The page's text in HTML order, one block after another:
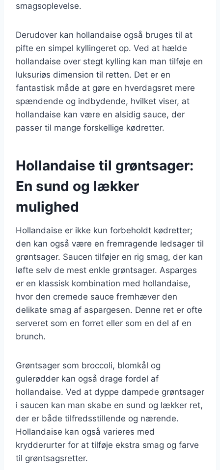
smagsoplevelse.
Derudover kan hollandaise også bruges til at
pifte en simpel kyllingeret op. Ved at hælde
hollandaise over stegt kylling kan man tilføje en
luksuriøs dimension til retten. Det er en
fantastisk måde at gøre en hverdagsret mere
spændende og indbydende, hvilket viser, at
hollandaise kan være en alsidig sauce, der
passer til mange forskellige kødretter.
Hollandaise til grøntsager:
En sund og lækker
mulighed
Hollandaise er ikke kun forbeholdt kødretter;
den kan også være en fremragende ledsager til
grøntsager. Saucen tilføjer en rig smag, der kan
løfte selv de mest enkle grøntsager. Asparges
er en klassisk kombination med hollandaise,
hvor den cremede sauce fremhæver den
delikate smag af aspargesen. Denne ret er ofte
serveret som en forret eller som en del af en
brunch.
Grøntsager som broccoli, blomkål og
gulerødder kan også drage fordel af
hollandaise. Ved at dyppe dampede grøntsager
i saucen kan man skabe en sund og lækker ret,
der er både tilfredsstillende og nærende.
Hollandaise kan også varieres med
krydderurter for at tilføje ekstra smag og farve
til grøntsagsretter.